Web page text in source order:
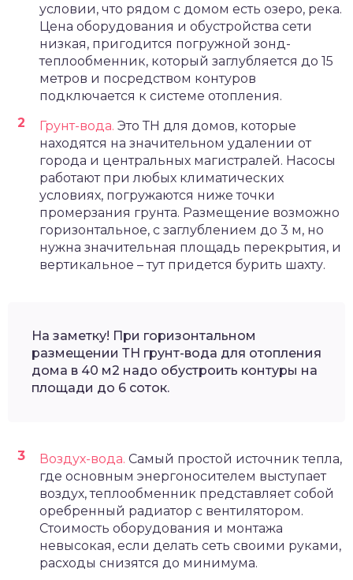
условии, что рядом с домом есть озеро, река.
Цена оборудования и обустройства сети
низкая, пригодится погружной зонд-
теплообменник, который заглубляется до 15
метров и посредством контуров
подключается к системе отопления.
Грунт-вода. Это ТН для домов, которые
находятся на значительном удалении от
города и центральных магистралей. Насосы
работают при любых климатических
условиях, погружаются ниже точки
промерзания грунта. Размещение возможно
горизонтальное, с заглублением до 3 м, но
нужна значительная площадь перекрытия, и
вертикальное – тут придется бурить шахту.
На заметку! При горизонтальном
размещении ТН грунт-вода для отопления
дома в 40 м2 надо обустроить контуры на
площади до 6 соток.
Воздух-вода. Самый простой источник тепла,
где основным энергоносителем выступает
воздух, теплообменник представляет собой
оребренный радиатор с вентилятором.
Стоимость оборудования и монтажа
невысокая, если делать сеть своими руками,
расходы снизятся до минимума.